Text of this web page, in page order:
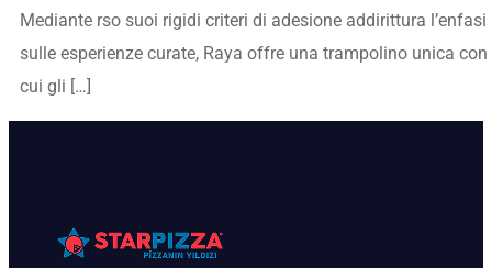
Mediante rso suoi rigidi criteri di adesione addirittura l’enfasi
sulle esperienze curate, Raya offre una trampolino unica con
cui gli […]